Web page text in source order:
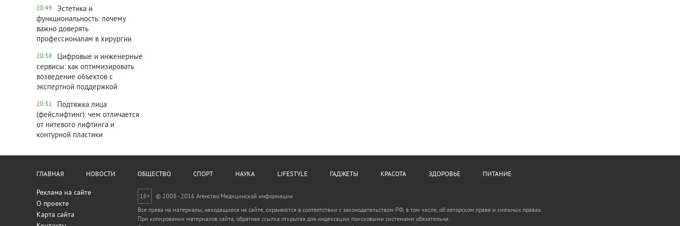
20:49
Эстетика и
функциональность: почему
важно доверять
профессионалам в хирургии
20:38
Цифровые и инженерные
сервисы: как оптимизировать
возведение объектов с
экспертной поддержкой
20:31
Подтяжка лица
(фейслифтинг): чем отличается
от нитевого лифтинга и
контурной пластики
ГЛАВНАЯ НОВОСТИ ОБЩЕСТВО СПОРТ НАУКА LIFESTYLE ГАДЖЕТЫ КРАСОТА ЗДОРОВЬЕ ПИТАНИЕ
Реклама на сайте
О проекте
Карта сайта
18+
© 2008 - 2016 Агенство Медицинской информации
Все права на материалы, находящиеся на сайте, охраняются в соответствии с законодательством РФ, в том числе, об авторском праве и смежных правах.
При копировании материалов сайта, обратная ссылка открытая для индексации поисковыми системами обязательна.